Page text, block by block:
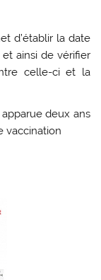
d’établir la date
ainsi de vérifier
celle-ci et la
apparue deux ans
vaccination